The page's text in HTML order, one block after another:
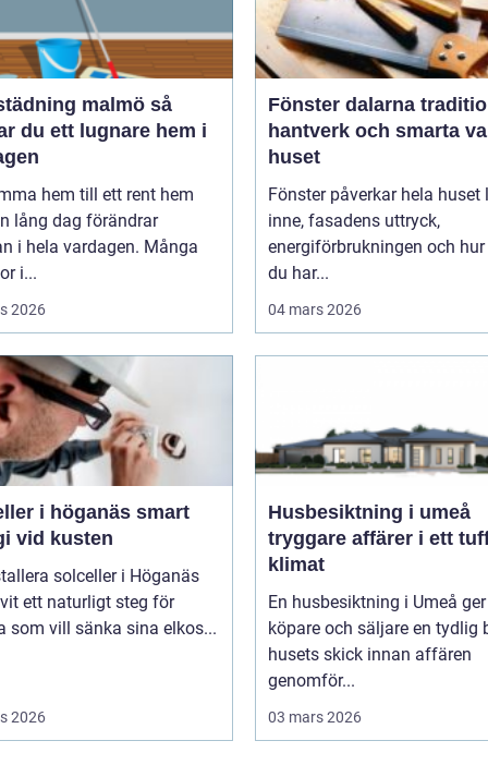
malmö så
du ett lugnare hem i
hem till ett rent hem
lång dag förändrar
i hela vardagen. Många
i...
2026
Fönster dalarna tradition,
hantverk och smarta
huset
Fönster påverkar hela huset ljuset
inne, fasadens uttryck,
energiförbrukningen och
du har...
04 mars 2026
i höganäs smart
vid kusten
solceller i Höganäs
ett naturligt steg för
som vill sänka sina elkos...
2026
Husbesiktning i umeå
tryggare affärer i ett
klimat
En husbesiktning i Umeå ger
köpare och säljare en tydlig
husets skick innan affären
genomför...
03 mars 2026